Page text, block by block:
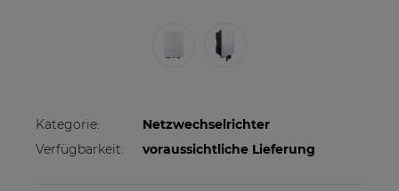
Kategorie:
Netzwechselrichter
Verfügbarkeit:
voraussichtliche Lieferung